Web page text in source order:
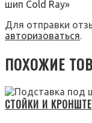
шип Cold Ray»
Для отправки
авторизоваться.
ПОХОЖИЕ
СТОЙКИ И